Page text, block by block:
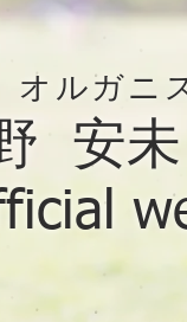
オルガニ
安未